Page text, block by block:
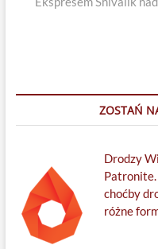
ZOSTAŃ
Drodzy
Patronite.
choćby
różne